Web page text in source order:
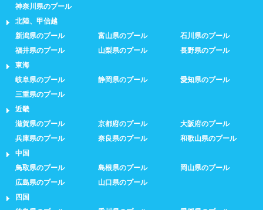
神奈川県のプール
北陸、甲信越
新潟県のプール
富山県のプール
石川県のプール
福井県のプール
山梨県のプール
長野県のプール
東海
岐阜県のプール
静岡県のプール
愛知県のプール
三重県のプール
近畿
滋賀県のプール
京都府のプール
大阪府のプール
兵庫県のプール
奈良県のプール
和歌山県のプール
中国
鳥取県のプール
島根県のプール
岡山県のプール
広島県のプール
山口県のプール
四国